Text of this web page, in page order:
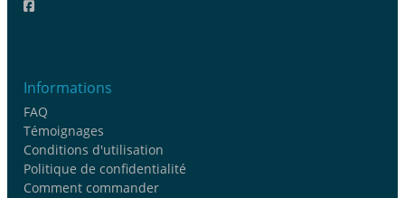
Informations
FAQ
Témoignages
Conditions d'utilisation
Politique de confidentialité
Comment commander